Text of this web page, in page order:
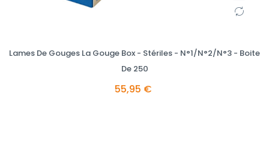
Lames De Gouges La Gouge Box - Stériles - N°1/N°2/N°3 - Boite
De 250
55,95 €